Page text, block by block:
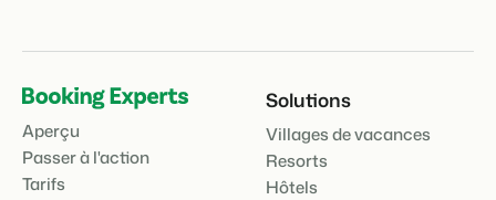
Aperçu
Passer à l'action
Tarifs
Solutions
Villages de vacances
Resorts
Hôtels